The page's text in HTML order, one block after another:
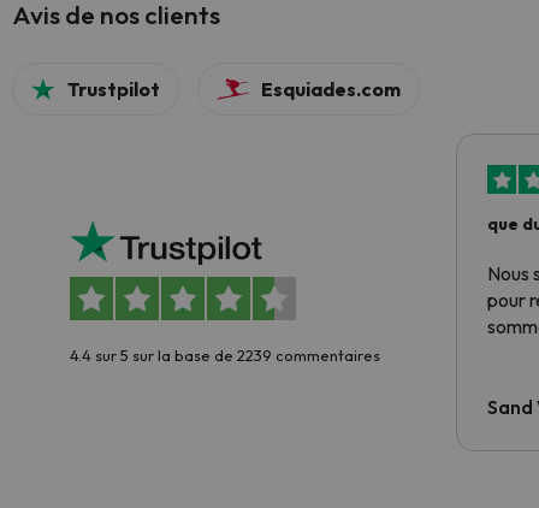
Avis de nos clients
Trustpilot Esquiades.com
4.4 sur 5 sur la base de 2239 commentaires
que
Nous
pour
Sand